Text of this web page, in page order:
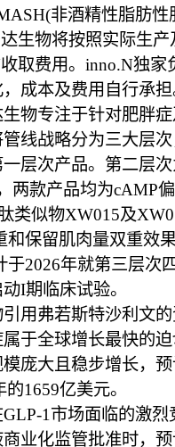
非酒精性脂肪性
生物将按照实际生产
取费用。inno.N独家
成本及费用自行承
专注于针对肥胖症
线战略分为三大层
层次产品。第二层
两款产品均为cAMP
类似物XW015及
和保留肌肉量双重效
2026年就第三层次
I期临床试验。
弗若斯特沙利文的
于全球增长最快的
庞大且稳步增长，
1659亿美元。
1市场面临的激烈
业化监管批准时，